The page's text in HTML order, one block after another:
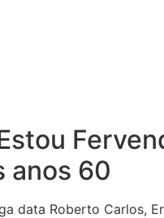
anos 60
data Roberto Carlos,